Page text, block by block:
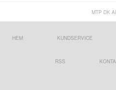
MTP DK
HEM KUNDSERVICE
RSS